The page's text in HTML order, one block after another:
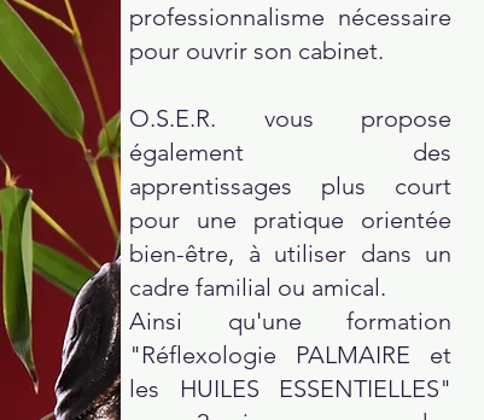
professionnalisme nécessaire
pour ouvrir son cabinet.
O.S.E.R. vous propose
également des
apprentissages plus court
pour une pratique orientée
bien-être, à utiliser dans un
cadre familial ou amical.
Ainsi qu'une formation
"Réflexologie PALMAIRE et
les HUILES ESSENTIELLES"